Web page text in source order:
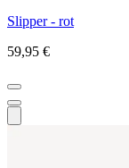
Slipper - rot
59,95 €